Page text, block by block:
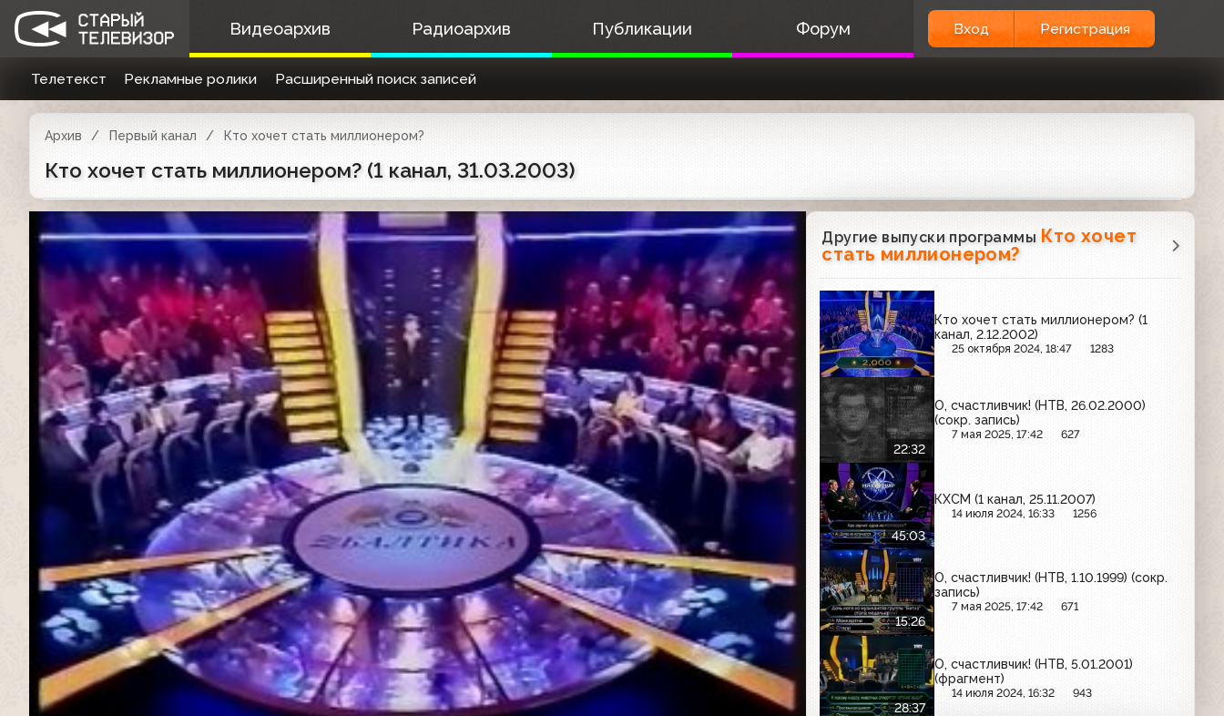
Видеоархив Радиоархив Публикации Форум Вход Регистрация
Телетекст Рекламные ролики Расширенный поиск записей
Архив Первый канал Кто хочет стать миллионером?
Кто хочет стать миллионером? (1 канал, 31.03.2003)
Другие выпуски программы Кто хочет
стать миллионером?
Кто хочет стать миллионером? (1
канал, 2.12.2002)
25 октября 2024, 18:47 1283
22:32
О, счастливчик! (НТВ, 26.02.2000)
(сокр. запись)
7 мая 2025, 17:42 627
45:03
КХСМ (1 канал, 25.11.2007)
14 июля 2024, 16:33 1256
15:26
О, счастливчик! (НТВ, 1.10.1999) (сокр.
запись)
7 мая 2025, 17:42 671
28:37
О, счастливчик! (НТВ, 5.01.2001)
(фрагмент)
14 июля 2024, 16:32 943